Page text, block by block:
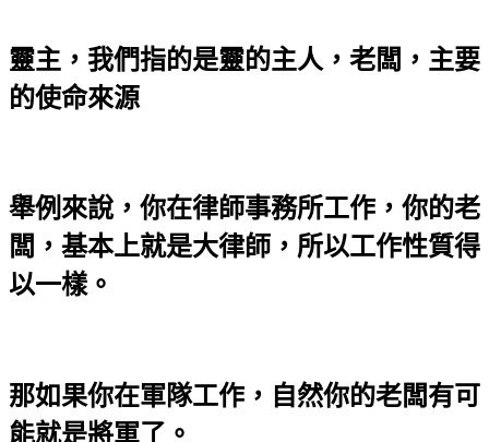
靈主，我們指的是靈的主人，老闆，主要
的使命來源
舉例來說，你在律師事務所工作，你的老
闆，基本上就是大律師，所以工作性質得
以一樣。
那如果你在軍隊工作，自然你的老闆有可
能就是將軍了。